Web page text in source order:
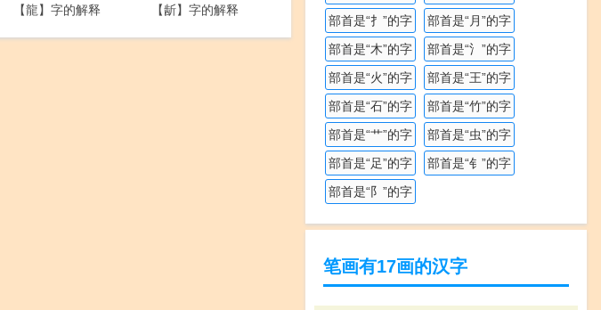
【龍】字的解释 【龂】字的解释
部首是“扌”的字
部首是“月”的字
部首是“木”的字
部首是“氵”的字
部首是“火”的字
部首是“王”的字
部首是“石”的字
部首是“竹”的字
部首是“艹”的字
部首是“虫”的字
部首是“足”的字
部首是“钅”的字
部首是“阝”的字
笔画有17画的汉字